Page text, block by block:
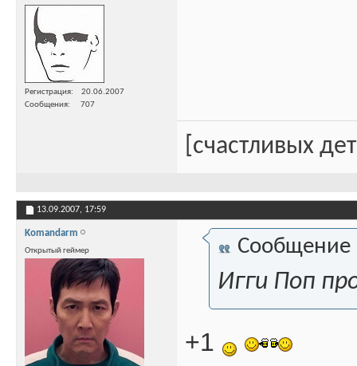
Регистрация
20.06.2007
Сообщения
707
[счастливых
13.09.2007, 17:59
Komandarm
Открытый геймер Сообщение
Игги Поп
+1